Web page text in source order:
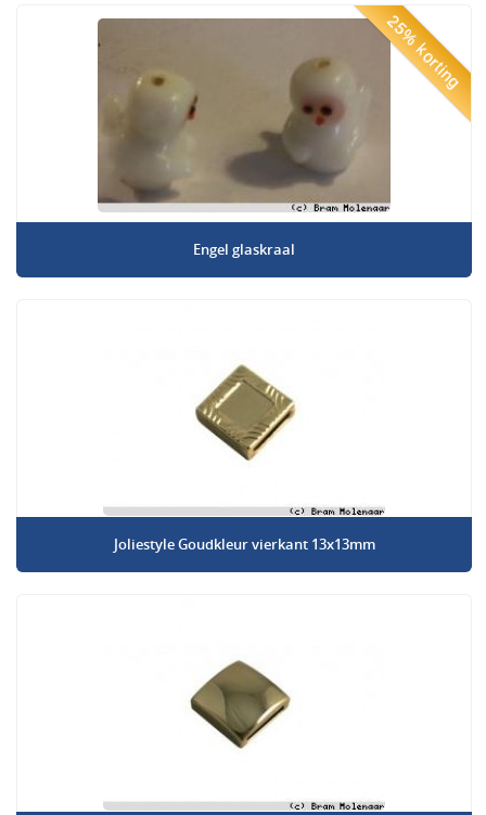
25% korting
Engel glaskraal
Joliestyle Goudkleur vierkant 13x13mm